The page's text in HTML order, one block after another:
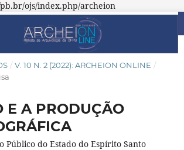
ojs/index.php/archeion
/ V. 10 N. 2 (2022): ARCHEION ONLINE /
E A PRODUÇÃO
Público do Estado do Espírito Santo